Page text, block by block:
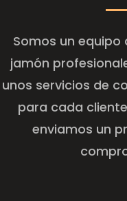
Somos un
jamón
unos servicios de
para cada
enviamos un